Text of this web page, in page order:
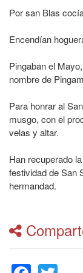
Por san Blas
Encendían
Pingaban el
nombre de
Para honrar al
musgo, con el
velas y altar.
Han recuperado
festividad de San
hermandad.